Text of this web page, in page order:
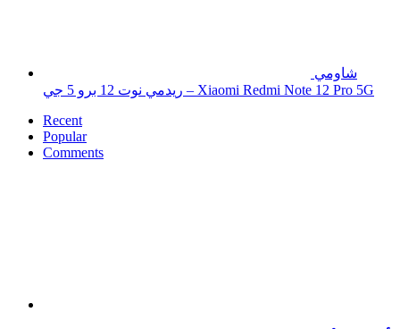
شاومي
ريدمي نوت 12 برو 5 جي – Xiaomi Redmi Note 12 Pro 5G
Recent
Popular
Comments